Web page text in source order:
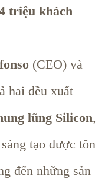
triệu khách
(CEO) và
hai đều xuất
lũng Silicon,
tạo được tôn
đến những sản